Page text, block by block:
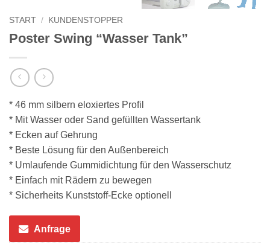
START / KUNDENSTOPPER
Poster Swing “Wasser Tank”
* 46 mm silbern eloxiertes Profil
* Mit Wasser oder Sand gefüllten Wassertank
* Ecken auf Gehrung
* Beste Lösung für den Außenbereich
* Umlaufende Gummidichtung für den Wasserschutz
* Einfach mit Rädern zu bewegen
* Sicherheits Kunststoff-Ecke optionell
Anfrage